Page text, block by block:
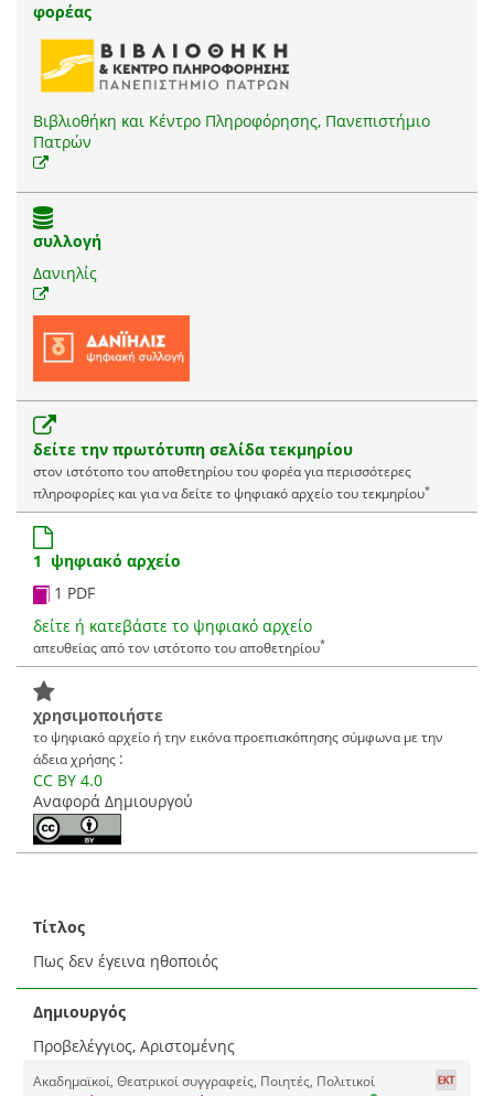
φορέας
Βιβλιοθήκη και Κέντρο Πληροφόρησης, Πανεπιστήμιο
Πατρών
συλλογή
Δανιηλίς
δείτε την πρωτότυπη σελίδα τεκμηρίου
στον ιστότοπο του αποθετηρίου του φορέα για περισσότερες
πληροφορίες και για να δείτε το ψηφιακό αρχείο του τεκμηρίου*
1 ψηφιακό αρχείο
1 PDF
δείτε ή κατεβάστε το ψηφιακό αρχείο
απευθείας από τον ιστότοπο του αποθετηρίου*
χρησιμοποιήστε
το ψηφιακό αρχείο ή την εικόνα προεπισκόπησης σύμφωνα με την
άδεια χρήσης :
CC BY 4.0
Αναφορά Δημιουργού
Τίτλος
Πως δεν έγεινα ηθοποιός
Δημιουργός
Προβελέγγιος, Αριστομένης
Ακαδημαϊκοί, Θεατρικοί συγγραφείς, Ποιητές, Πολιτικοί